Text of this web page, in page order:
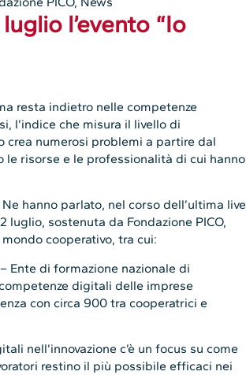
l’evento “Io
resta indietro nelle competenze
l’indice che misura il livello di
crea numerosi problemi a partire dal
le risorse e le professionalità di cui hanno
hanno parlato, nel corso dell’ultima live
luglio, sostenuta da Fondazione PICO,
cooperativo, tra cui:
Ente di formazione nazionale di
digitali delle imprese
con circa 900 tra cooperatrici e
nell’innovazione c’è un focus su come
restino il più possibile efficaci nei